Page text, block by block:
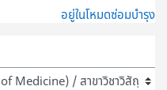
อยู่ในโหมดซ่อมบำรุง